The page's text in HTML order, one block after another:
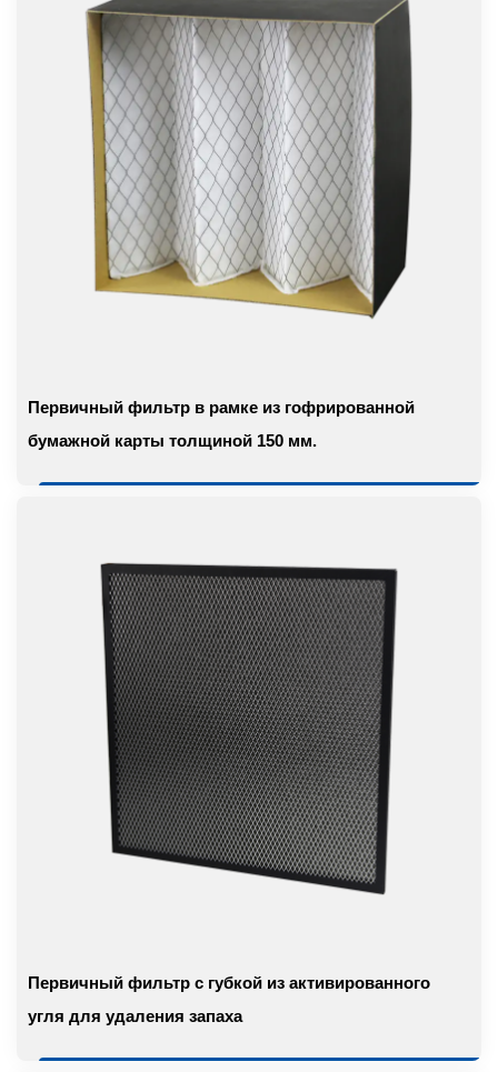
Первичный фильтр в рамке из гофрированной
бумажной карты толщиной 150 мм.
Первичный фильтр с губкой из активированного
угля для удаления запаха